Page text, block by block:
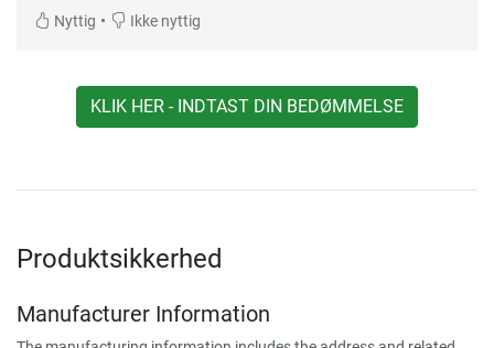
Nyttig • Ikke nyttig
KLIK HER - INDTAST DIN BEDØMMELSE
Produktsikkerhed
Manufacturer Information